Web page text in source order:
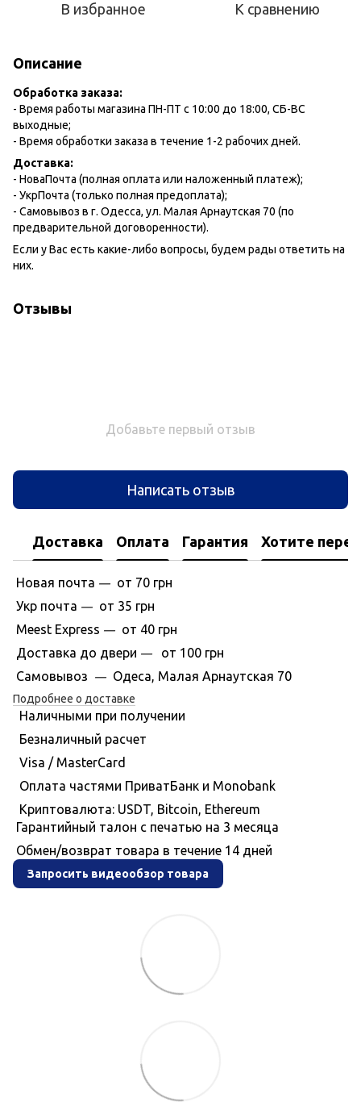
В избранное К сравнению
Описание
Обработка заказа:
- Время работы магазина ПН-ПТ с 10:00 до 18:00, СБ-ВС
выходные;
- Время обработки заказа в течение 1-2 рабочих дней.
Доставка:
- НоваПочта (полная оплата или наложенный платеж);
- УкрПочта (только полная предоплата);
- Самовывоз в г. Одесса, ул. Малая Арнаутская 70 (по
предварительной договоренности).
Если у Вас есть какие-либо вопросы, будем рады ответить на
них.
Отзывы
Добавьте первый отзыв
Написать отзыв
Доставка Оплата Гарантия Хотите
Новая почта —
от 70 грн
Укр почта —
от 35 грн
Meest Express — от 40 грн
Доставка до двери —от 100 грн
Самовывоз
— Одеса, Малая Арнаутская 70
Подробнее о доставке
Наличными при получении
Безналичный расчет
Visa / MasterCard
Оплата частями ПриватБанк и Monobank
Криптовалюта: USDT, Bitcoin, Ethereum
Гарантийный талон с печатью на 3 месяца
Обмен/возврат товара в течение 14 дней
Запросить видеообзор товара